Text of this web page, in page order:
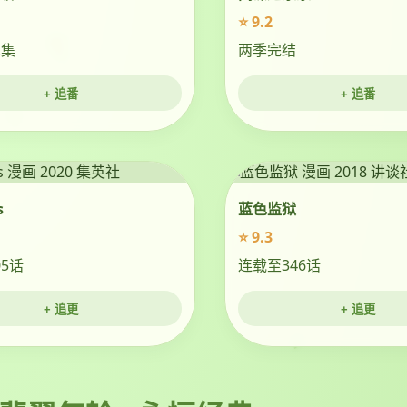
+ 追番
⭐ 9.2
两季完结
+ 追番
话
+ 追更
蓝色监狱
⭐ 9.3
连载至346话
+ 追更